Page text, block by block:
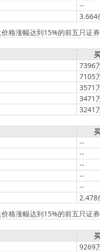
--
3.664
格涨幅达到15%的前五只证券
7396
7105
3571
3471
3241
--
--
--
--
--
2.478
格涨幅达到15%的前五只证券
9269